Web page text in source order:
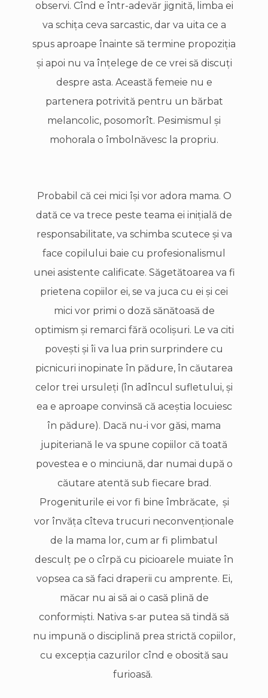
observi. Cînd e într-adevăr jignită, limba ei
va schița ceva sarcastic, dar va uita ce a
spus aproape înainte să termine propoziţia
şi apoi nu va înţelege de ce vrei să discuţi
despre asta. Această femeie nu e
partenera potrivită pentru un bărbat
melancolic, posomorît. Pesimismul şi
mohorala o îmbolnăvesc la propriu.
Probabil că cei mici îşi vor adora mama. O
dată ce va trece peste teama ei iniţială de
responsabilitate, va schimba scutece şi va
face copilului baie cu profesionalismul
unei asistente calificate. Săgetătoarea va fi
prietena copiilor ei, se va juca cu ei şi cei
mici vor primi o doză sănătoasă de
optimism şi remarci fără ocolişuri. Le va citi
poveşti şi îi va lua prin surprindere cu
picnicuri inopinate în pădure, în căutarea
celor trei ursuleţi (în adîncul sufletului, şi
ea e aproape convinsă că aceştia locuiesc
în pădure). Dacă nu-i vor găsi, mama
jupiteriană le va spune copiilor că toată
povestea e o minciună, dar numai după o
căutare atentă sub fiecare brad.
Progeniturile ei vor fi bine îmbrăcate, şi
vor învăţa cîteva trucuri neconvenționale
de la mama lor, cum ar fi plimbatul
desculţ pe o cîrpă cu picioarele muiate în
vopsea ca să faci draperii cu amprente. Ei,
măcar nu ai să ai o casă plină de
conformişti. Nativa s-ar putea să tindă să
nu impună o disciplină prea strictă copiilor,
cu excepţia cazurilor cînd e obosită sau
furioasă.